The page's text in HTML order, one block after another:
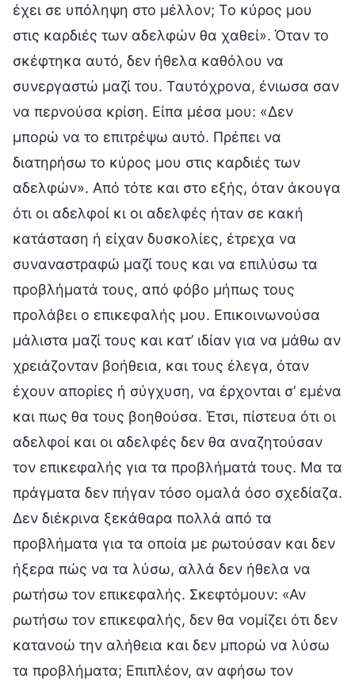
έχει σε υπόληψη στο μέλλον; Το κύρος μου
στις καρδιές των αδελφών θα χαθεί». Όταν το
σκέφτηκα αυτό, δεν ήθελα καθόλου να
συνεργαστώ μαζί του. Ταυτόχρονα, ένιωσα σαν
να περνούσα κρίση. Είπα μέσα μου: «Δεν
μπορώ να το επιτρέψω αυτό. Πρέπει να
διατηρήσω το κύρος μου στις καρδιές των
αδελφών». Από τότε και στο εξής, όταν άκουγα
ότι οι αδελφοί κι οι αδελφές ήταν σε κακή
κατάσταση ή είχαν δυσκολίες, έτρεχα να
συναναστραφώ μαζί τους και να επιλύσω τα
προβλήματά τους, από φόβο μήπως τους
προλάβει ο επικεφαλής μου. Επικοινωνούσα
μάλιστα μαζί τους και κατ’ ιδίαν για να μάθω αν
χρειάζονταν βοήθεια, και τους έλεγα, όταν
έχουν απορίες ή σύγχυση, να έρχονται σ’ εμένα
και πως θα τους βοηθούσα. Έτσι, πίστευα ότι οι
αδελφοί και οι αδελφές δεν θα αναζητούσαν
τον επικεφαλής για τα προβλήματά τους. Μα τα
πράγματα δεν πήγαν τόσο ομαλά όσο σχεδίαζα.
Δεν διέκρινα ξεκάθαρα πολλά από τα
προβλήματα για τα οποία με ρωτούσαν και δεν
ήξερα πώς να τα λύσω, αλλά δεν ήθελα να
ρωτήσω τον επικεφαλής. Σκεφτόμουν: «Αν
ρωτήσω τον επικεφαλής, δεν θα νομίζει ότι δεν
κατανοώ την αλήθεια και δεν μπορώ να λύσω
τα προβλήματα; Επιπλέον, αν αφήσω τον